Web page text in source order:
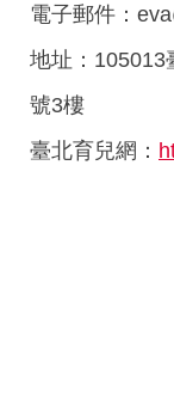
電子郵件：
地址：105013
號3樓
臺北育兒網：